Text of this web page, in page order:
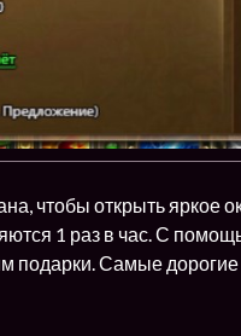
чтобы открыть яркое
1 раз в час. С
Самые дорогие